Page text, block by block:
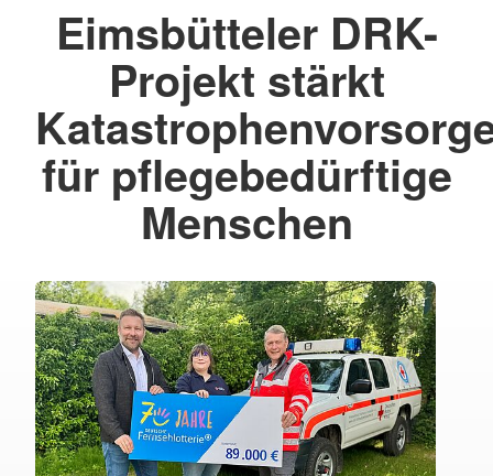
Eimsbütteler DRK-
Projekt stärkt
für pflegebedürftige
Menschen